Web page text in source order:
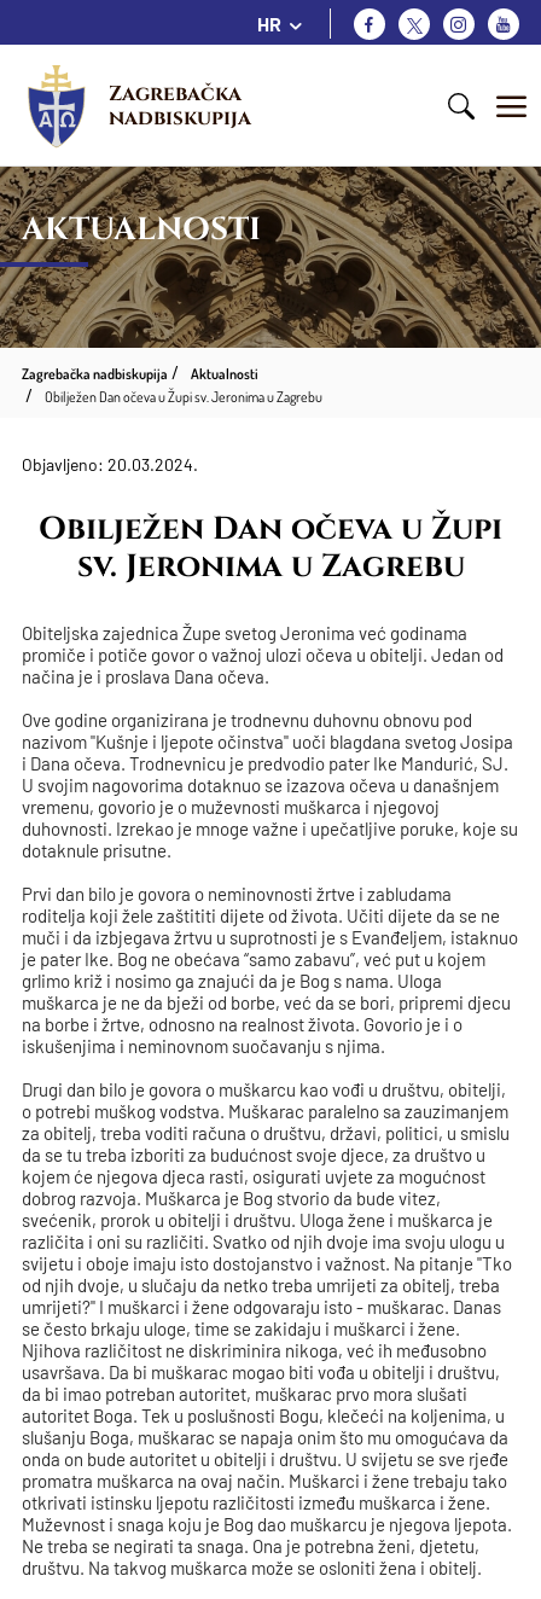
HR
Zagrebačka
nadbiskupija
AKTUALNOSTI
Zagrebačka nadbiskupija
Aktualnosti
Obilježen Dan očeva u Župi sv. Jeronima u Zagrebu
Objavljeno: 20.03.2024.
Obilježen Dan očeva u Župi
sv. Jeronima u Zagrebu
Obiteljska zajednica Župe svetog Jeronima već godinama
promiče i potiče govor o važnoj ulozi očeva u obitelji. Jedan od
načina je i proslava Dana očeva.
Ove godine organizirana je trodnevnu duhovnu obnovu pod
nazivom "Kušnje i ljepote očinstva" uoči blagdana svetog Josipa
i Dana očeva. Trodnevnicu je predvodio pater Ike Mandurić, SJ.
U svojim nagovorima dotaknuo se izazova očeva u današnjem
vremenu, govorio je o muževnosti muškarca i njegovoj
duhovnosti. Izrekao je mnoge važne i upečatljive poruke, koje su
dotaknule prisutne.
Prvi dan bilo je govora o neminovnosti žrtve i zabludama
roditelja koji žele zaštititi dijete od života. Učiti dijete da se ne
muči i da izbjegava žrtvu u suprotnosti je s Evanđeljem, istaknuo
je pater Ike. Bog ne obećava “samo zabavu”, već put u kojem
grlimo križ i nosimo ga znajući da je Bog s nama. Uloga
muškarca je ne da bježi od borbe, već da se bori, pripremi djecu
na borbe i žrtve, odnosno na realnost života. Govorio je i o
iskušenjima i neminovnom suočavanju s njima.
Drugi dan bilo je govora o muškarcu kao vođi u društvu, obitelji,
o potrebi muškog vodstva. Muškarac paralelno sa zauzimanjem
za obitelj, treba voditi računa o društvu, državi, politici, u smislu
da se tu treba izboriti za budućnost svoje djece, za društvo u
kojem će njegova djeca rasti, osigurati uvjete za mogućnost
dobrog razvoja. Muškarca je Bog stvorio da bude vitez,
svećenik, prorok u obitelji i društvu. Uloga žene i muškarca je
različita i oni su različiti. Svatko od njih dvoje ima svoju ulogu u
svijetu i oboje imaju isto dostojanstvo i važnost. Na pitanje "Tko
od njih dvoje, u slučaju da netko treba umrijeti za obitelj, treba
umrijeti?" I muškarci i žene odgovaraju isto - muškarac. Danas
se često brkaju uloge, time se zakidaju i muškarci i žene.
Njihova različitost ne diskriminira nikoga, već ih međusobno
usavršava. Da bi muškarac mogao biti vođa u obitelji i društvu,
da bi imao potreban autoritet, muškarac prvo mora slušati
autoritet Boga. Tek u poslušnosti Bogu, klečeći na koljenima, u
slušanju Boga, muškarac se napaja onim što mu omogućava da
onda on bude autoritet u obitelji i društvu. U svijetu se sve rjeđe
promatra muškarca na ovaj način. Muškarci i žene trebaju tako
otkrivati istinsku ljepotu različitosti između muškarca i žene.
Muževnost i snaga koju je Bog dao muškarcu je njegova ljepota.
Ne treba se negirati ta snaga. Ona je potrebna ženi, djetetu,
društvu. Na takvog muškarca može se osloniti žena i obitelj.